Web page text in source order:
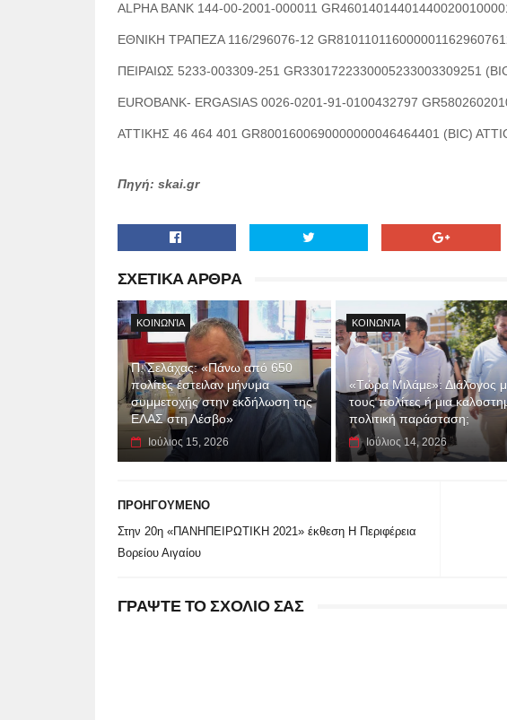
ALPHA BANK 144-00-2001-000011
ΕΘΝΙΚΗ ΤΡΑΠΕΖΑ 116/296076-12
ΠΕΙΡΑΙΩΣ 5233-003309-251 GR3301722330005233003309251
EUROBANK- ERGASIAS 0026-0201-91-0100432797
ΑΤΤΙΚΗΣ 46 464 401 GR8001600690000000046464401 (BIC)
Πηγή: skai.gr
ΣΧΕΤΙΚΑ ΑΡΘΡΑ
ΚΟΙΝΩΝΊΑ
Π. Σελάχας: «Πάνω από 650
πολίτες έστειλαν μήνυμα
συμμετοχής στην εκδήλωση της
ΕΛΑΣ στη Λέσβο»
Ιούλιος 15, 2026
ΚΟΙΝΩΝΊΑ
«Τώρα Μιλάμε»: Διάλογος
τους πολίτες ή μια
πολιτική παράσταση;
Ιούλιος 14, 2026
ΠΡΟΗΓΟΥΜΕΝΟ
Στην 20η «ΠΑΝΗΠΕΙΡΩΤΙΚΗ 2021» έκθεση Η Περιφέρεια
Βορείου Αιγαίου
ΓΡΑΨΤΕ ΤΟ ΣΧΟΛΙΟ ΣΑΣ